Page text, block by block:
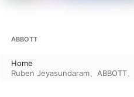
ABBOTT
Home
Ruben Jeyasundaram
ABBOTT